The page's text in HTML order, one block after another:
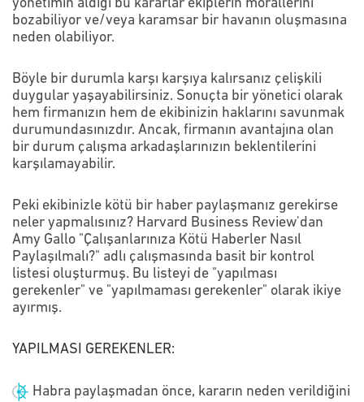
yönetimin aldığı bu kararlar ekiplerin morallerini
bozabiliyor ve/veya karamsar bir havanın oluşmasına
neden olabiliyor.
Böyle bir durumla karşı karşıya kalırsanız çelişkili
duygular yaşayabilirsiniz. Sonuçta bir yönetici olarak
hem firmanızın hem de ekibinizin haklarını savunmak
durumundasınızdır. Ancak, firmanın avantajına olan
bir durum çalışma arkadaşlarınızın beklentilerini
karşılamayabilir.
Peki ekibinizle kötü bir haber paylaşmanız gerekirse
neler yapmalısınız? Harvard Business Review'dan
Amy Gallo "Çalışanlarınıza Kötü Haberler Nasıl
Paylaşılmalı?" adlı çalışmasında basit bir kontrol
listesi oluşturmuş. Bu listeyi de "yapılması
gerekenler" ve "yapılmaması gerekenler" olarak ikiye
ayırmış.
YAPILMASI GEREKENLER:
Habra paylaşmadan önce, kararın neden verildiğini